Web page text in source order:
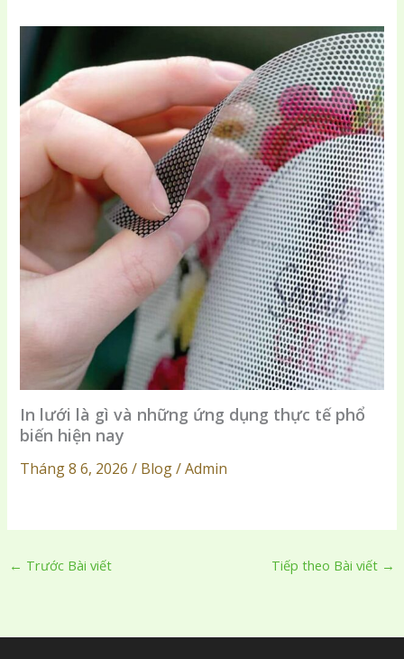
In lưới là gì và những ứng dụng thực tế phổ
biến hiện nay
Tháng 8 6, 2026 / Blog / Admin
← Trước Bài viết Tiếp theo Bài viết →